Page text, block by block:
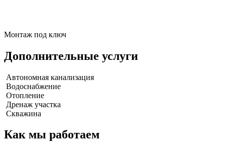
Монтаж под ключ
Дополнительные услуги
Автономная канализация
Водоснабжение
Отопление
Дренаж участка
Скважина
Как мы работаем